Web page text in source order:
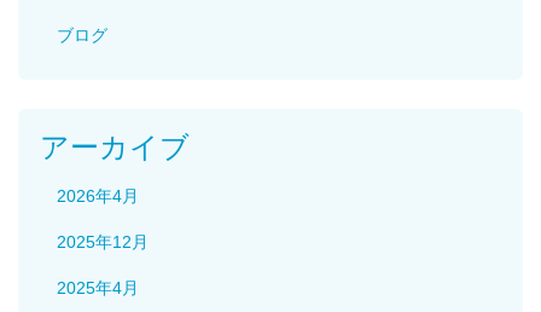
ブログ
アーカイブ
2026年4月
2025年12月
2025年4月